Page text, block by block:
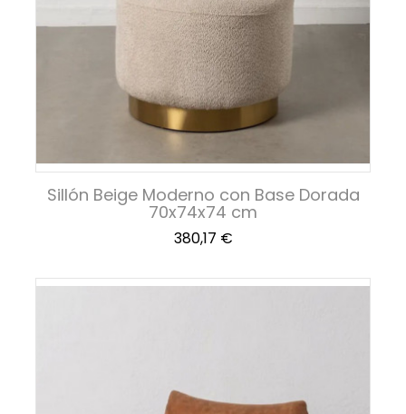
Sillón Beige Moderno con Base Dorada
70x74x74 cm
Precio
380,17 €